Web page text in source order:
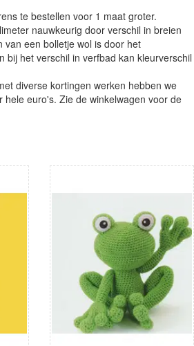
te bestellen voor 1 maat groter.
nauwkeurig door verschil in breien
een bolletje wol is door het
bij het verschil in verfbad kan kleurverschil
diverse kortingen werken hebben we
hele euro's. Zie de winkelwagen voor de